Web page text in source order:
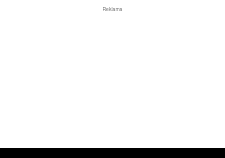
Reklama